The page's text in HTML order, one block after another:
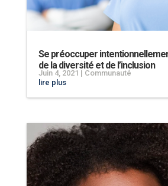
Se préoccuper
de la diversité et de l’inclusion
Juin 4, 2021 | Communauté
lire plus